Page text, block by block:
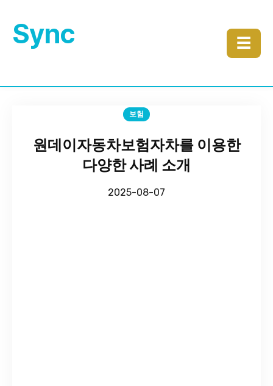
Sync ☰
보험
원데이자동차보험자차를 이용한
다양한 사례 소개
2025-08-07